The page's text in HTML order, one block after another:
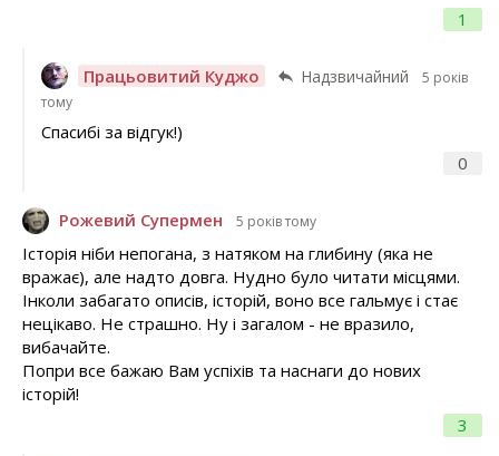
1
Працьовитий Куджо Надзвичайний
5 років
тому
0
Спасибі за відгук!)
Рожевий Супермен 5 років тому
3
Історія ніби непогана, з натяком на глибину (яка не
вражає), але надто довга. Нудно було читати місцями.
Інколи забагато описів, історій, воно все гальмує і стає
нецікаво. Не страшно. Ну і загалом - не вразило,
вибачайте.
Попри все бажаю Вам успіхів та наснаги до нових
історій!